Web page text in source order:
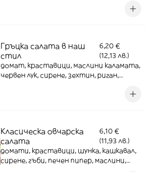
Гръцка салата в наш
стил
6,20 €
(12,13 лв.)
домат, краставици, маслини каламата,
червен лук, сирене, зехтин, риган,
Класическа овчарска
салата
6,10 €
(11,93 лв.)
домати, краставици, шунка, кашкавал,
сирене, гъби, печен пипер, маслини,